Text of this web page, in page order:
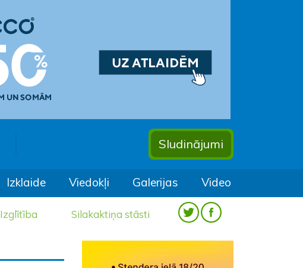
Sludinājumi
Izklaide Viedokļi Galerijas Video
Izglītība Silakaktiņa stāsti